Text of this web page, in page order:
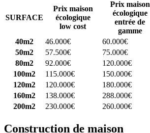
SURFACE
Prix maison
écologique
low cost
Prix maison
écologique
entrée de
gamme
40m2
46.000€ 60.000€
50m2
57.500€ 75.000€
80m2
92.000€ 120.000€
100m2
115.000€ 150.000€
120m2
120.000€ 180.000€
160m2
138.000€ 288.000€
200m2
230.000€ 260.000€
Construction de maison